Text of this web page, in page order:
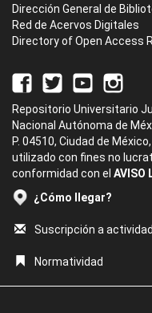
Dirección General de
Red de Acervos Digitales
Directory of Open Access
Repositorio Universitario
Nacional Autónoma de
P. 04510, Ciudad de
utilizado con fines no
conformidad con el AVISO
¿Cómo llegar?
Suscripción a
Normatividad